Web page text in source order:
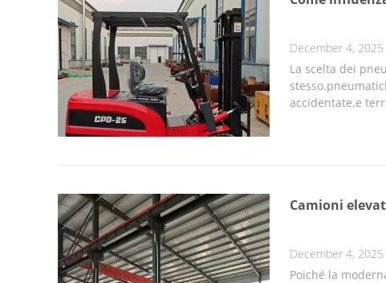
December 4, 2025
La scelta dei
accidentate.e
Camioni
December 4, 2025
Poiché la